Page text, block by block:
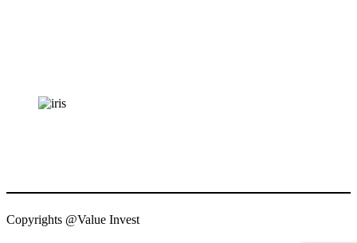
Copyrights @Value Invest